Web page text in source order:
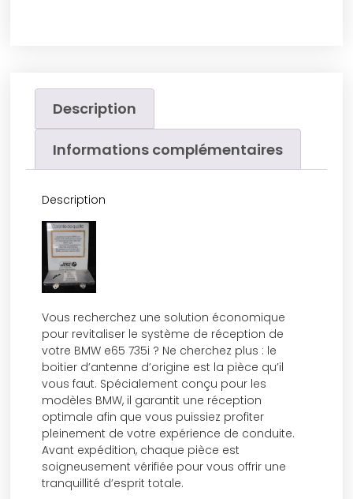
Description
Informations complémentaires
Description
Vous recherchez une solution économique
pour revitaliser le système de réception de
votre BMW e65 735i ? Ne cherchez plus : le
boitier d’antenne d’origine est la pièce qu’il
vous faut. Spécialement conçu pour les
modèles BMW, il garantit une réception
optimale afin que vous puissiez profiter
pleinement de votre expérience de conduite.
Avant expédition, chaque pièce est
soigneusement vérifiée pour vous offrir une
tranquillité d’esprit totale.